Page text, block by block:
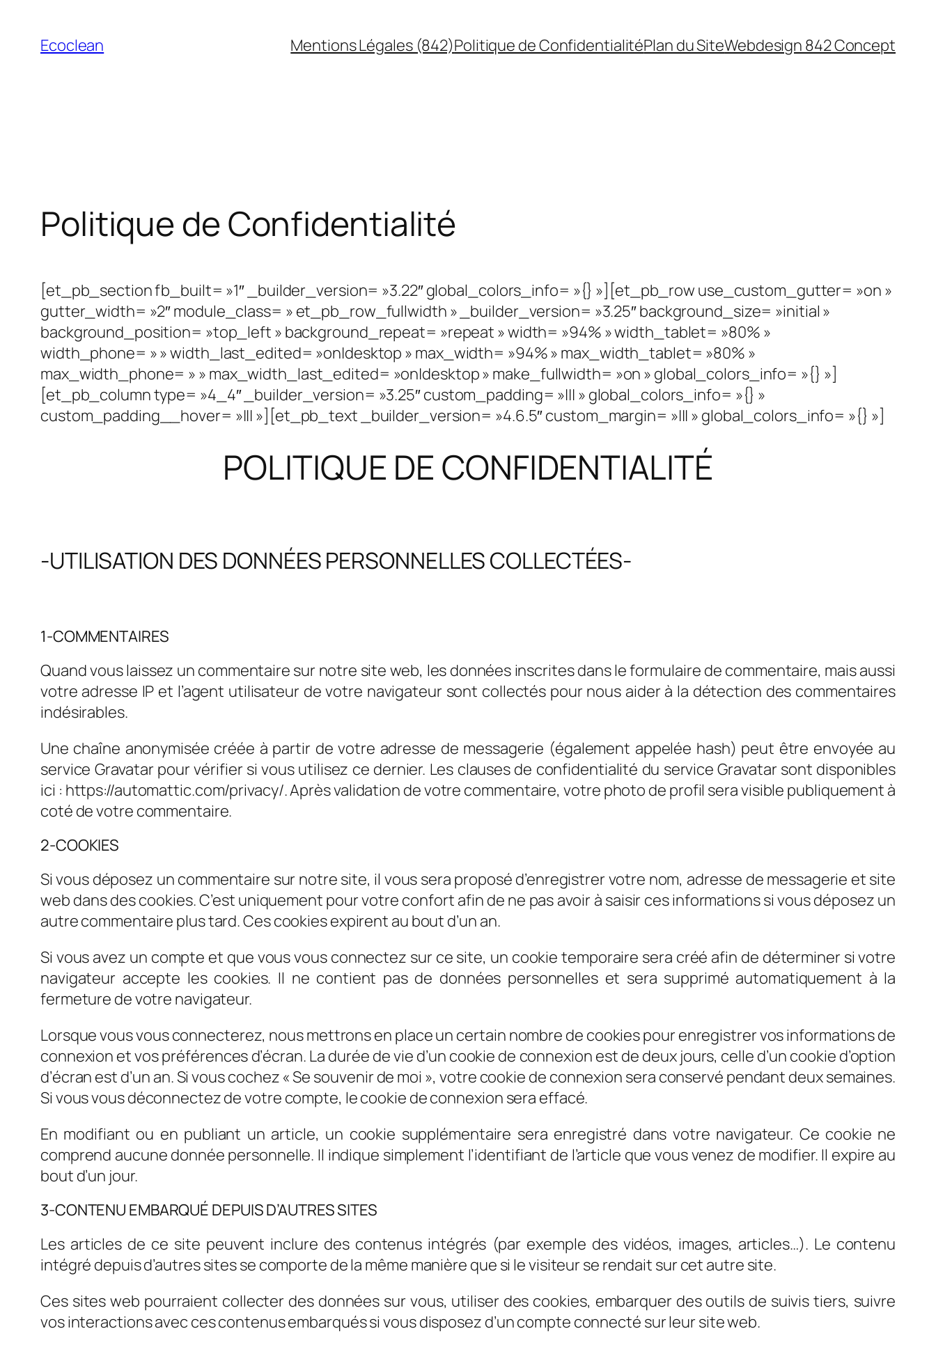
contenu
Ecoclean Mentions Légales (842)Politique de ConfidentialitéPlan du SiteWebdesign 842 Concept
Politique de Confidentialité
[et_pb_section fb_built= »1″ _builder_version= »3.22″ global_colors_info= »{} »][et_pb_row use_custom_gutter= »on »
gutter_width= »2″ module_class= » et_pb_row_fullwidth » _builder_version= »3.25″ background_size= »initial »
background_position= »top_left » background_repeat= »repeat » width= »94% » width_tablet= »80% »
width_phone= » » width_last_edited= »on|desktop » max_width= »94% » max_width_tablet= »80% »
max_width_phone= » » max_width_last_edited= »on|desktop » make_fullwidth= »on » global_colors_info= »{} »]
[et_pb_column type= »4_4″ _builder_version= »3.25″ custom_padding= »||| » global_colors_info= »{} »
custom_padding__hover= »||| »][et_pb_text _builder_version= »4.6.5″ custom_margin= »||| » global_colors_info= »{} »]
POLITIQUE DE CONFIDENTIALITÉ
-UTILISATION DES DONNÉES PERSONNELLES COLLECTÉES-
1-COMMENTAIRES
Quand vous laissez un commentaire sur notre site web, les données inscrites dans le formulaire de commentaire, mais aussi
votre adresse IP et l’agent utilisateur de votre navigateur sont collectés pour nous aider à la détection des commentaires
indésirables.
Une chaîne anonymisée créée à partir de votre adresse de messagerie (également appelée hash) peut être envoyée au
service Gravatar pour vérifier si vous utilisez ce dernier. Les clauses de confidentialité du service Gravatar sont disponibles
ici : https://automattic.com/privacy/. Après validation de votre commentaire, votre photo de profil sera visible publiquement à
coté de votre commentaire.
2-COOKIES
Si vous déposez un commentaire sur notre site, il vous sera proposé d’enregistrer votre nom, adresse de messagerie et site
web dans des cookies. C’est uniquement pour votre confort afin de ne pas avoir à saisir ces informations si vous déposez un
autre commentaire plus tard. Ces cookies expirent au bout d’un an.
Si vous avez un compte et que vous vous connectez sur ce site, un cookie temporaire sera créé afin de déterminer si votre
navigateur accepte les cookies. Il ne contient pas de données personnelles et sera supprimé automatiquement à la
fermeture de votre navigateur.
Lorsque vous vous connecterez, nous mettrons en place un certain nombre de cookies pour enregistrer vos informations de
connexion et vos préférences d’écran. La durée de vie d’un cookie de connexion est de deux jours, celle d’un cookie d’option
d’écran est d’un an. Si vous cochez « Se souvenir de moi », votre cookie de connexion sera conservé pendant deux semaines.
Si vous vous déconnectez de votre compte, le cookie de connexion sera effacé.
En modifiant ou en publiant un article, un cookie supplémentaire sera enregistré dans votre navigateur. Ce cookie ne
comprend aucune donnée personnelle. Il indique simplement l’identifiant de l’article que vous venez de modifier. Il expire au
bout d’un jour.
3-CONTENU EMBARQUÉ DEPUIS D’AUTRES SITES
Les articles de ce site peuvent inclure des contenus intégrés (par exemple des vidéos, images, articles…). Le contenu
intégré depuis d’autres sites se comporte de la même manière que si le visiteur se rendait sur cet autre site.
Ces sites web pourraient collecter des données sur vous, utiliser des cookies, embarquer des outils de suivis tiers, suivre
vos interactions avec ces contenus embarqués si vous disposez d’un compte connecté sur leur site web.